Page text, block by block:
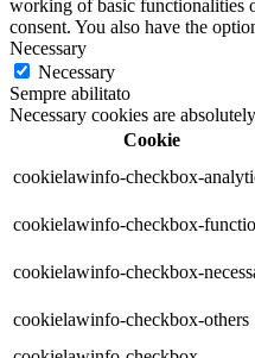
working of basic functionalities
consent. You also have the
Necessary
Necessary
Sempre abilitato
Necessary cookies are
Cookie
cookielawinfo-checkbox-
cookielawinfo-checkbox-
cookielawinfo-checkbox-
cookielawinfo-checkbox-others